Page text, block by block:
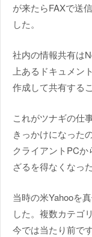
が来たらFAXで送
した。
社内の情報共有は
上あるドキュメン
作成して共有する
これがツナギの仕
きっかけになったの
クライアントPC
ざるを得なくなっ
当時の米Yahooを
した。複数カテゴ
今では当たり前で